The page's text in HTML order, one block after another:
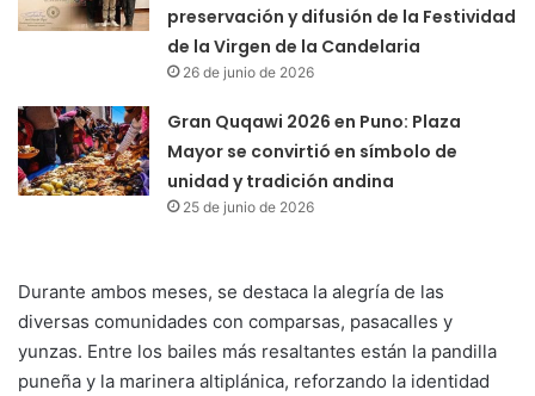
preservación y difusión de la Festividad
de la Virgen de la Candelaria
26 de junio de 2026
Gran Quqawi 2026 en Puno: Plaza
Mayor se convirtió en símbolo de
unidad y tradición andina
25 de junio de 2026
Durante ambos meses, se destaca la alegría de las
diversas comunidades con comparsas, pasacalles y
yunzas. Entre los bailes más resaltantes están la pandilla
puneña y la marinera altiplánica, reforzando la identidad